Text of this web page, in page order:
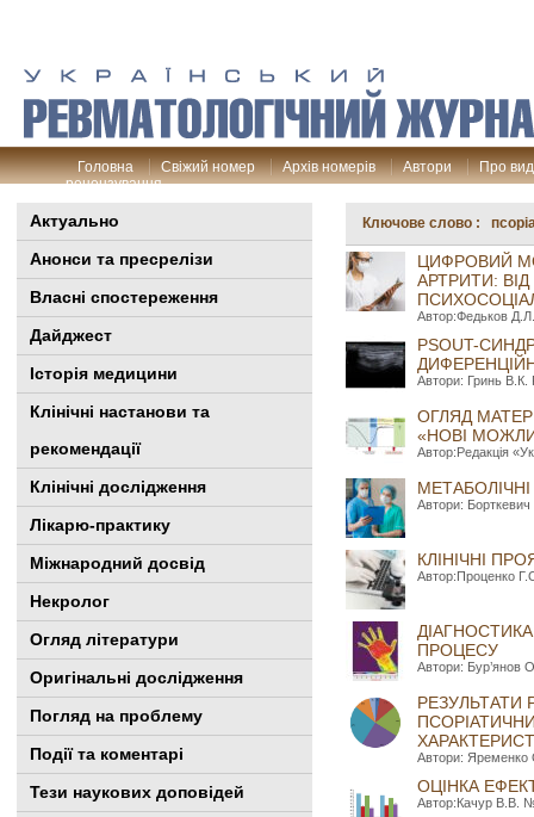
Головна Свіжий номер Архів номерів Автори
Про
рецензування
Актуально
Анонси та пресрелізи
Власні спостереження
Дайджест
Історія медицини
Клінiчні настанови та
рекомендації
Клінічні дослідження
Лікарю-практику
Міжнародний досвід
Некролог
Огляд літератури
Оригінальні дослідження
Погляд на проблему
Події та коментарі
Тези наукових доповідей
Ключове слово :
ЦИФРОВИЙ
АРТРИТИ:
Автор:Федьков
PSOUT-
Автори: Гринь
ОГЛЯД
«НОВІ
Автор:Редакція
Автори:
КЛІНІЧНІ
Автор:Проценко
ПРОЦЕСУ
Автори: Бур’янов
РЕЗУЛЬТАТИ
Автори: Яременко
ОЦІНКА
Автор:Качур В.В.